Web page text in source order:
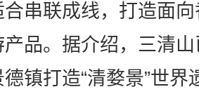
串联成线，打造面
品。据介绍，三清
镇打造“清婺景”世界